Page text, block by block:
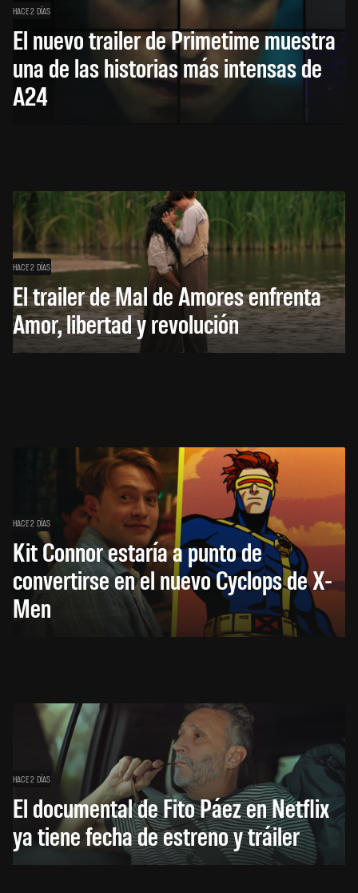
HACE 2 DÍAS
El nuevo trailer de Primetime muestra
una de las historias más intensas de
A24
HACE 2 DÍAS
El trailer de Mal de Amores enfrenta
Amor, libertad y revolución
HACE 2 DÍAS
Kit Connor estaría a punto de
convertirse en el nuevo Cyclops de X-
Men
HACE 2 DÍAS
El documental de Fito Páez en Netflix
ya tiene fecha de estreno y tráiler